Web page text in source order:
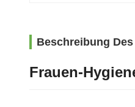
Beschreibung
Frauen-